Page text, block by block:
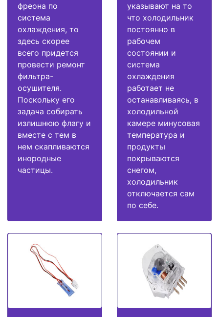
фреона по
система
охлаждения, то
здесь скорее
всего придется
провести ремонт
фильтра-
осушителя.
Поскольку его
задача собирать
излишнюю флагу и
вместе с тем в
нем скапливаются
инородные
частицы.
указывают на то
что холодильник
постоянно в
рабочем
состоянии и
система
охлаждения
работает не
останавливаясь, в
холодильной
камере минусовая
температура и
продукты
покрываются
снегом,
холодильник
отключается сам
по себе.